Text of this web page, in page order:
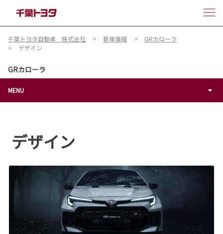
千葉トヨタ自動車 株式会社 新車情報
GRカローラ
デザイン
GRカローラ
MENU
デザイン